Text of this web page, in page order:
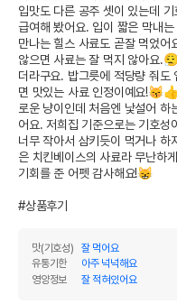
입맛도 다른 공주 셋이 있는데
급여해 봤어요. 입이 짧은 막내
만나는 힐스 사료도 곧잘 먹었어
않으면 사료는 잘 먹지 않아요
더라구요. 밥그릇에 적당량 줘도
면 맛있는 사료 인정이예요
로운 냥이인데 처음엔 낯설어 하
어요. 저희집 기준으로는 기호
너무 작아서 삼키듯이 먹거나
은 치킨베이스의 사료라 무난하
기회를 준 어펫 감사해요!😸
#상품후기
맛(기호성)
잘 먹어요
유통기한
아주 넉넉해요
영양정보
잘 적혀있어요